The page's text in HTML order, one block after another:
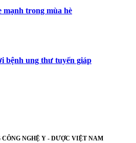
mạnh trong mùa hè
bệnh ung thư tuyến giáp
NGHỆ Y - DƯỢC VIỆT NAM